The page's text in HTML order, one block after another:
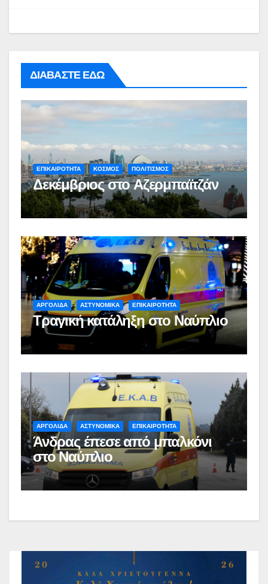
ΔΙΑΒΑΣΤΕ ΕΔΩ
ΕΠΙΚΑΙΡΟΤΗΤΑ ΚΟΣΜΟΣ ΠΟΛΙΤΙΣΜΟΣ
Δεκέμβριος στο Αζερμπαϊτζάν
ΑΡΓΟΛΙΔΑ ΑΣΤΥΝΟΜΙΚΑ ΕΠΙΚΑΙΡΟΤΗΤΑ
Τραγική κατάληξη στο Ναύπλιο
ΑΡΓΟΛΙΔΑ ΑΣΤΥΝΟΜΙΚΑ ΕΠΙΚΑΙΡΟΤΗΤΑ
Άνδρας έπεσε από μπαλκόνι
στο Ναύπλιο